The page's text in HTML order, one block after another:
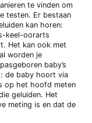
te vinden om
testen. Er bestaan
kan horen:
keel-oorarts
Het kan ook met
worden je
baby’s
de baby hoort via
op het hoofd meten
geluiden. Het
meting is en dat de